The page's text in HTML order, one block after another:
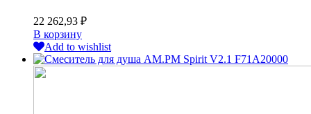
22 262,93 ₽
В корзину
Add to wishlist